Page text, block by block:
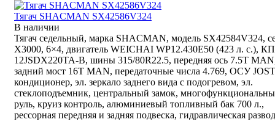
Тягач SHACMAN SX42586V324
В наличии
Тягач седельный, марка SHACMAN, модель SX42584V324,
Х3000, 6×4, двигатель WEICHAI WP12.430E50 (423 л. с.),
12JSDX220TA-B, шины 315/80R22.5, передняя ось 7.5T
задний мост 16T MAN, передаточные числа 4.769, ОСУ
кондиционер, эл. зеркало заднего вида с подогревом, эл.
стеклоподъемник, центральный замок,
руль, круиз контроль, алюминиевый топливный бак 700 л.,
рессорная передняя и задняя подвеска, гидравлическая